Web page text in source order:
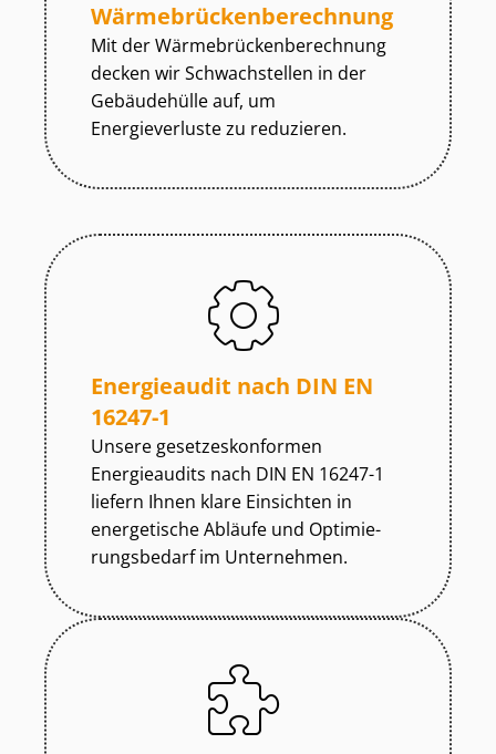
Wär­me­brü­cken­be­rech­nung
Mit der Wär­me­brü­cken­be­rech­nung
decken wir Schwachstellen in der
Gebäudehülle auf, um
Energieverluste zu reduzieren.
Energieaudit nach DIN EN
16247-1
Unsere ge­set­zes­kon­for­men
Energieaudits nach DIN EN 16247-1
liefern Ihnen klare Einsichten in
energetische Abläufe und Op­ti­mie­
rungs­be­darf im Unternehmen.